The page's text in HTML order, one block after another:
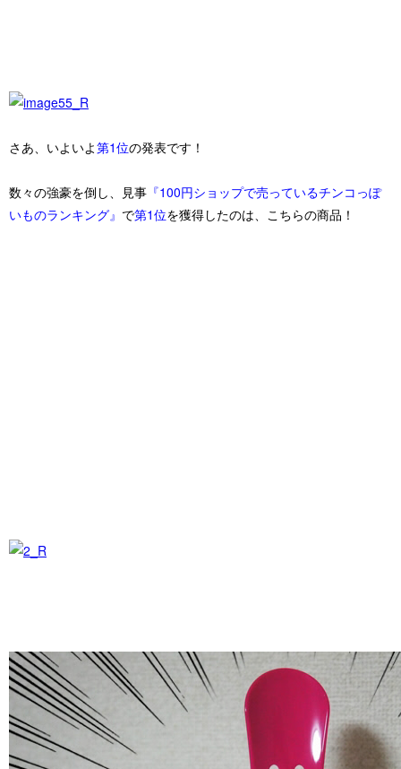
さあ、いよいよ第1位の発表です！
数々の強豪を倒し、見事 『100円ショップで売っているチンコっぽ
いものランキング』 で第1位を獲得したのは、こちらの商品！